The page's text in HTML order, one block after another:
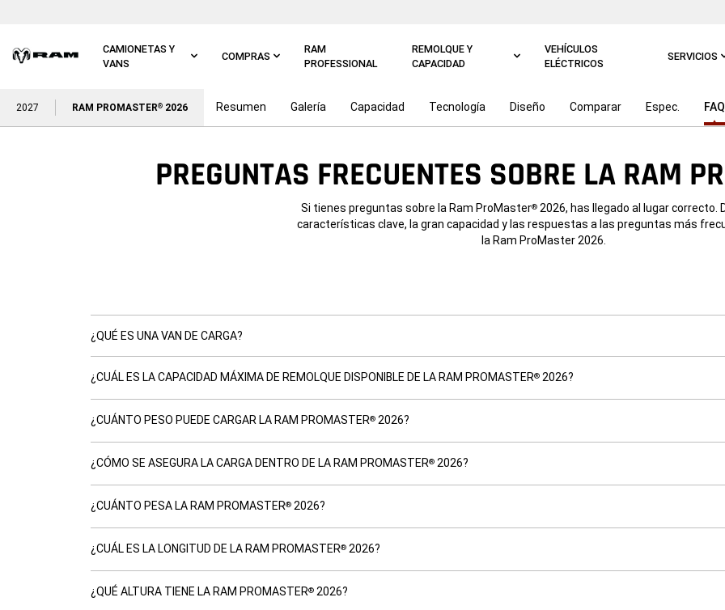
CAMIONETAS Y
VANS
COMPRAS
RAM
PROFESSIONAL
REMOLQUE Y
CAPACIDAD
VEHÍCULOS
ELÉCTRICOS
SERVICIOS
2027 RAM PROMASTER® 2026 Resumen Galería Capacidad Tecnología Diseño Comparar Espec. FAQ
PREGUNTAS FRECUENTES SOBRE LA RAM
Si tienes preguntas sobre la Ram ProMaster®2026, has llegado al lugar correcto.
características clave, la gran capacidad y las respuestas a las preguntas más
la Ram ProMaster 2026.
¿QUÉ ES UNA VAN DE CARGA?
¿CUÁL ES LA CAPACIDAD MÁXIMA DE REMOLQUE DISPONIBLE DE LA RAM PROMASTER® 2026?
¿CUÁNTO PESO PUEDE CARGAR LA RAM PROMASTER® 2026?
¿CÓMO SE ASEGURA LA CARGA DENTRO DE LA RAM PROMASTER® 2026?
¿CUÁNTO PESA LA RAM PROMASTER® 2026?
¿CUÁL ES LA LONGITUD DE LA RAM PROMASTER® 2026?
¿QUÉ ALTURA TIENE LA RAM PROMASTER® 2026?​​​​​​​